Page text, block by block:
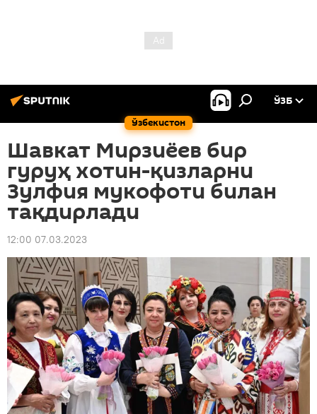
Ўзбекистон
ЎЗБ
Шавкат Мирзиёев бир
гуруҳ хотин-қизларни
Зулфия мукофоти билан
тақдирлади
12:00 07.03.2023